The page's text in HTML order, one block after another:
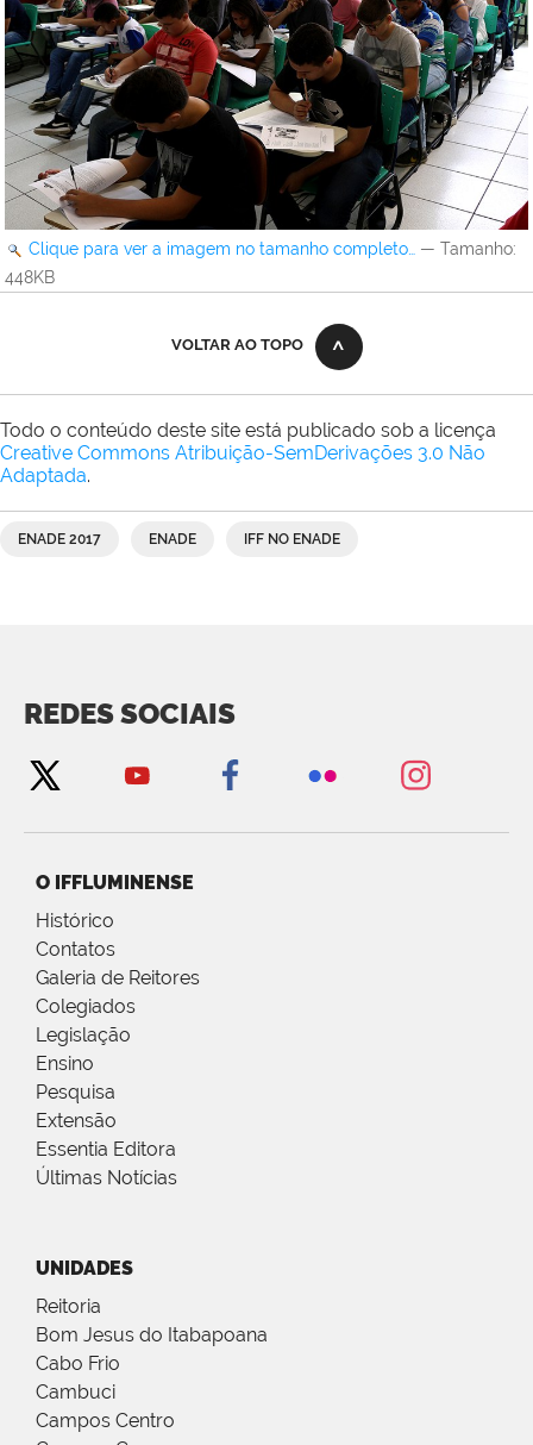
Clique para ver a imagem no tamanho completo… — Tamanho:
448KB
VOLTAR AO TOPO
Todo o conteúdo deste site está publicado sob a licença
Creative Commons Atribuição-SemDerivações 3.0 Não
Adaptada.
ENADE 2017 ENADE IFF NO ENADE
REDES SOCIAIS
O IFFLUMINENSE
Histórico
Contatos
Galeria de Reitores
Colegiados
Legislação
Ensino
Pesquisa
Extensão
Essentia Editora
Últimas Notícias
UNIDADES
Reitoria
Bom Jesus do Itabapoana
Cabo Frio
Cambuci
Campos Centro